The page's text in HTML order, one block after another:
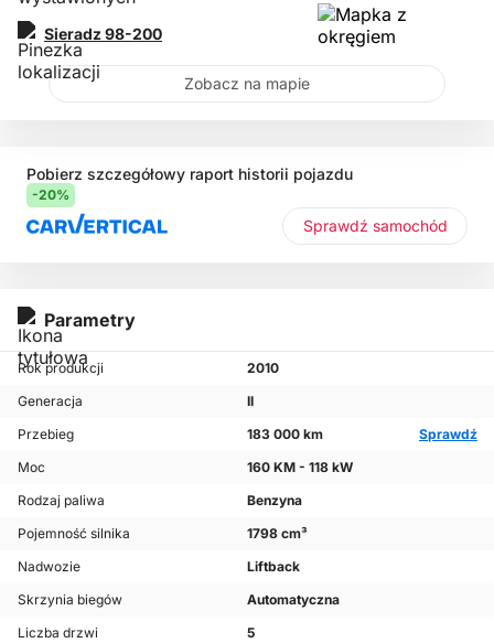
Pobierz szczegółowy raport historii pojazdu
-20%
Sprawdź samochód
Parametry
Rok produkcji
2010
Generacja
II
Przebieg
183 000 km
Sprawdź
Moc
160 KM - 118 kW
Rodzaj paliwa
Benzyna
Pojemność silnika
1798 cm³
Nadwozie
Liftback
Skrzynia biegów
Automatyczna
Liczba drzwi
5
Sieradz98-200
Zobacz na mapie